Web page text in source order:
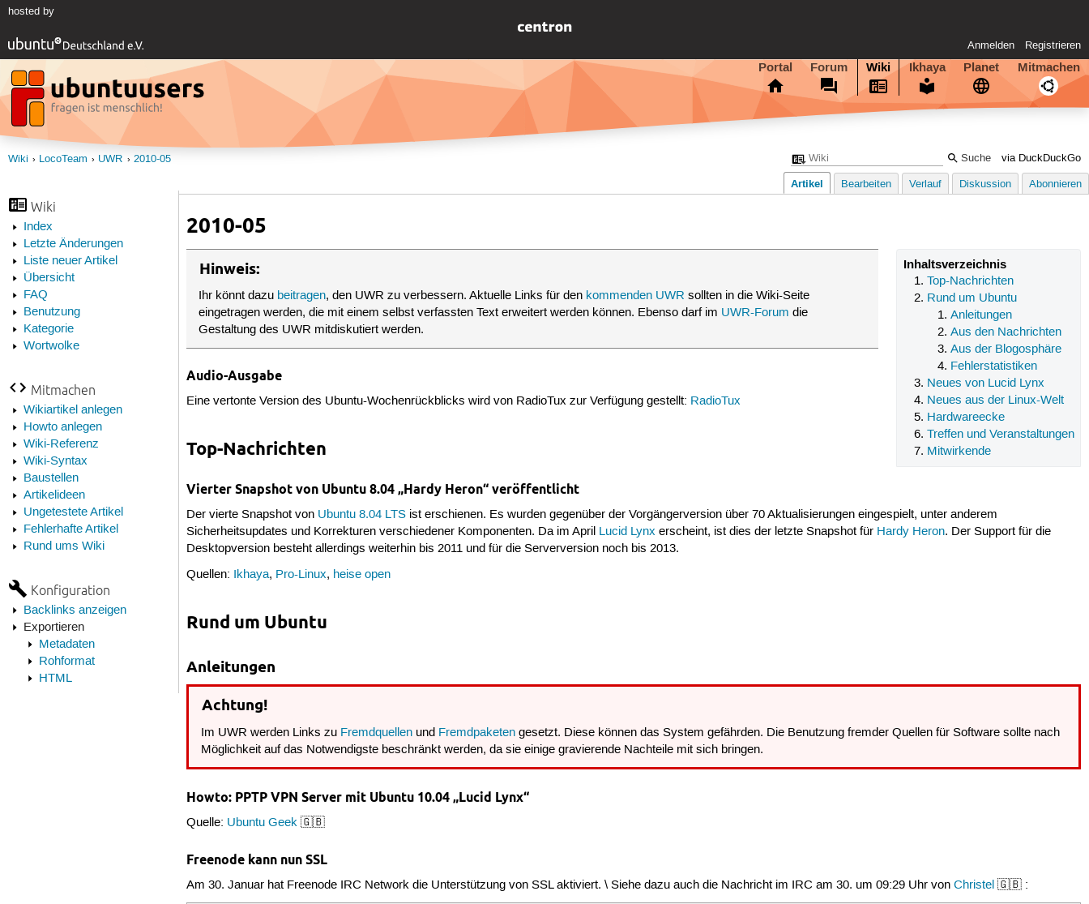
hosted by
Anmelden Registrieren
Portal Forum Wiki Ikhaya Planet Mitmachen
via DuckDuckGo
Wiki LocoTeam UWR 2010-05
Wiki
Index
Letzte Änderungen
Liste neuer Artikel
Übersicht
FAQ
Benutzung
Kategorie
Wortwolke
Mitmachen
Wikiartikel anlegen
Howto anlegen
Wiki-Referenz
Wiki-Syntax
Baustellen
Artikelideen
Ungetestete Artikel
Fehlerhafte Artikel
Rund ums Wiki
Konfiguration
Backlinks anzeigen
Exportieren
Metadaten
Rohformat
HTML
Artikel Bearbeiten Verlauf Diskussion Abonnieren
2010-05
Inhaltsverzeichnis
Top-Nachrichten
Rund um Ubuntu
Anleitungen
Aus den Nachrichten
Aus der Blogosphäre
Fehlerstatistiken
Neues von Lucid Lynx
Neues aus der Linux-Welt
Hardwareecke
Treffen und Veranstaltungen
Mitwirkende
Hinweis:
Ihr könnt dazu beitragen, den UWR zu verbessern. Aktuelle Links für den kommenden UWR sollten in die Wiki-Seite
eingetragen werden, die mit einem selbst verfassten Text erweitert werden können. Ebenso darf im UWR-Forum die
Gestaltung des UWR mitdiskutiert werden.
Audio-Ausgabe
Eine vertonte Version des Ubuntu-Wochenrückblicks wird von RadioTux zur Verfügung gestellt: RadioTux
Top-Nachrichten
Vierter Snapshot von Ubuntu 8.04 „Hardy Heron“ veröffentlicht
Der vierte Snapshot von Ubuntu 8.04 LTS ist erschienen. Es wurden gegenüber der Vorgängerversion über 70 Aktualisierungen eingespielt, unter anderem
Sicherheitsupdates und Korrekturen verschiedener Komponenten. Da im April Lucid Lynx erscheint, ist dies der letzte Snapshot für Hardy Heron. Der Support für die
Desktopversion besteht allerdings weiterhin bis 2011 und für die Serverversion noch bis 2013.
Quellen: Ikhaya, Pro-Linux, heise open
Rund um Ubuntu
Anleitungen
Achtung!
Im UWR werden Links zu Fremdquellen und Fremdpaketen gesetzt. Diese können das System gefährden. Die Benutzung fremder Quellen für Software sollte nach
Möglichkeit auf das Notwendigste beschränkt werden, da sie einige gravierende Nachteile mit sich bringen.
Howto: PPTP VPN Server mit Ubuntu 10.04 „Lucid Lynx“
Quelle: Ubuntu Geek 🇬🇧
Freenode kann nun SSL
Am 30. Januar hat Freenode IRC Network die Unterstützung von SSL aktiviert. \ Siehe dazu auch die Nachricht im IRC am 30. um 09:29 Uhr vonChristel 🇬🇧 :